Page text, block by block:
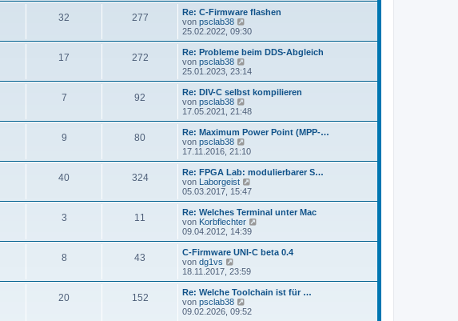
g
r
B
e
i
t
r
a
g
s
r
B
t
r
32 277
Re: C-Firmware flashen
von psclab38
e
u
e
t
r
B
e
i
r
g
25.02.2022, 09:30
17 272
Re: Probleme beim DDS-Abgleich
von psclab38
e
u
e
t
r
B
e
i
r
a
g
25.01.2023, 23:14
7 92
Re: DIV-C selbst kompilieren
von psclab38
e
u
e
t
B
e
i
r
a
g
17.05.2021, 21:48
9 80
Re: Maximum Power Point (MPP-…
von psclab38
e
u
e
s
t
B
e
i
r
g
17.11.2016, 21:10
40 324
Re: FPGA Lab: modulierbarer S…
von Laborgeist
e
u
e
s
t
r
B
r
g
05.03.2017, 15:47
3 11
Re: Welches Terminal unter Mac
von Korbflechter
u
e
B
09.04.2012, 14:39
8 43
C-Firmware UNI-C beta 0.4
von dg1vs
e
u
e
s
t
18.11.2017, 23:59
20 152
Re: Welche Toolchain ist für …
von psclab38
e
09.02.2026, 09:52